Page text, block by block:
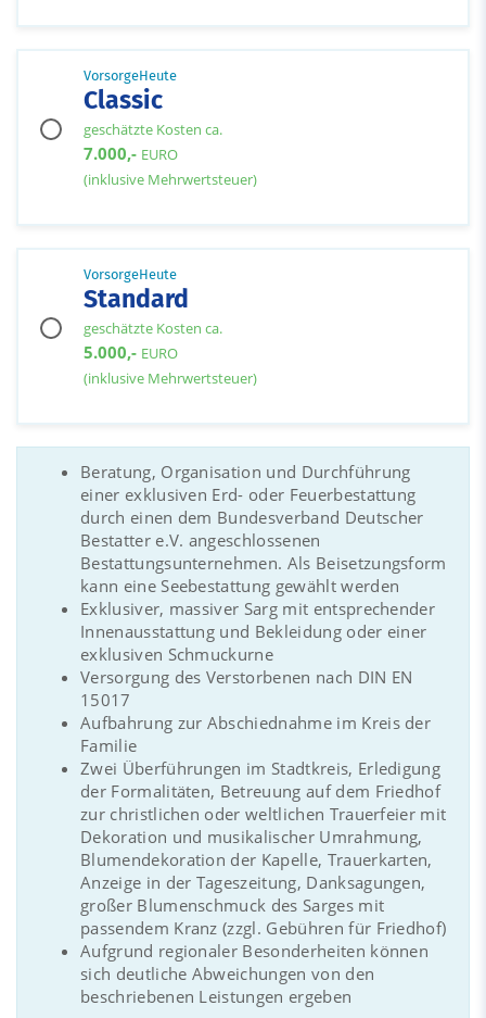
VorsorgeHeute
Classic
geschätzte Kosten ca.
7.000,- EURO
(inklusive Mehrwertsteuer)
VorsorgeHeute
Standard
geschätzte Kosten ca.
5.000,- EURO
(inklusive Mehrwertsteuer)
Beratung, Organisation und Durchführung
einer exklusiven Erd- oder Feuerbestattung
durch einen dem Bundesverband Deutscher
Bestatter e.V. angeschlossenen
Bestattungsunternehmen. Als Beisetzungsform
kann eine Seebestattung gewählt werden
Exklusiver, massiver Sarg mit entsprechender
Innenausstattung und Bekleidung oder einer
exklusiven Schmuckurne
Versorgung des Verstorbenen nach DIN EN
15017
Aufbahrung zur Abschiednahme im Kreis der
Familie
Zwei Überführungen im Stadtkreis, Erledigung
der Formalitäten, Betreuung auf dem Friedhof
zur christlichen oder weltlichen Trauerfeier mit
Dekoration und musikalischer Umrahmung,
Blumendekoration der Kapelle, Trauerkarten,
Anzeige in der Tageszeitung, Danksagungen,
großer Blumenschmuck des Sarges mit
passendem Kranz (zzgl. Gebühren für Friedhof)
Aufgrund regionaler Besonderheiten können
sich deutliche Abweichungen von den
beschriebenen Leistungen ergeben